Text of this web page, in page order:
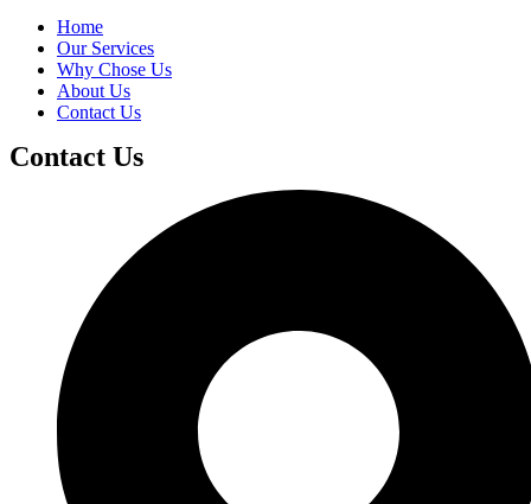
Home
Our Services
Why Chose Us
About Us
Contact Us
Contact Us